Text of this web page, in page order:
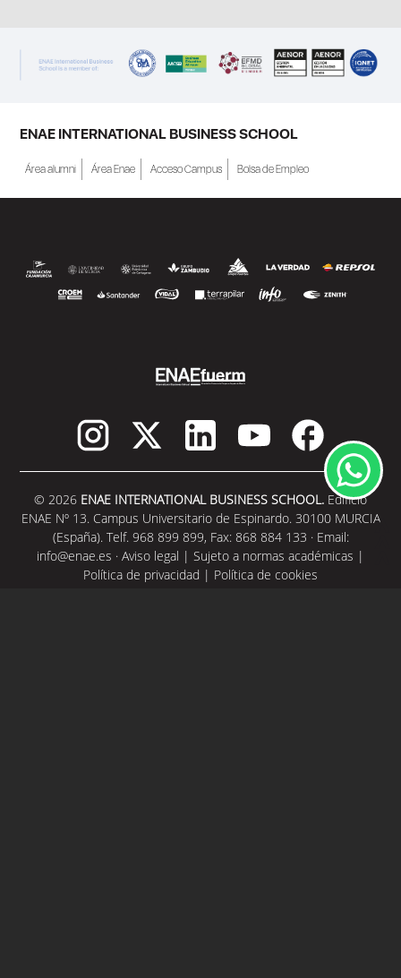
ENAE INTERNATIONAL BUSINESS SCHOOL
Área alumni Área Enae Acceso Campus Bolsa de Empleo
© 2026 ENAE INTERNATIONAL BUSINESS SCHOOL. Edificio
ENAE Nº 13. Campus Universitario de Espinardo. 30100 MURCIA
(España). Telf. 968 899 899, Fax: 868 884 133 · Email:
info@enae.es · Aviso legal | Sujeto a normas académicas |
Política de privacidad | Política de cookies